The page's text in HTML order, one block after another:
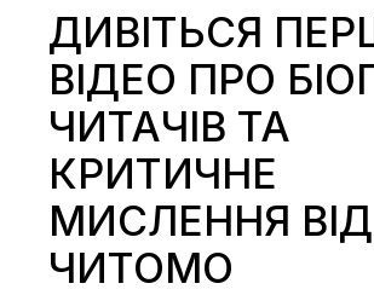
ДИВІТЬСЯ
ВІДЕО ПРО
ЧИТАЧІВ ТА
КРИТИЧНЕ
МИСЛЕННЯ ВІД
ЧИТОМО